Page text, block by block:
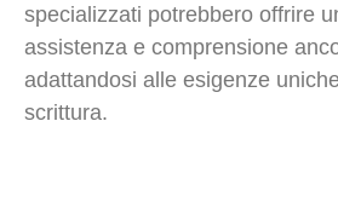
specializzati potrebbero offrire
assistenza e comprensione
adattandosi alle esigenze
scrittura.